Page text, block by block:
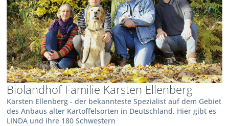
Biolandhof Familie Karsten Ellenberg
Karsten Ellenberg - der bekannteste Spezialist auf dem Gebiet
des Anbaus alter Kartoffelsorten in Deutschland. Hier gibt es
LINDA und ihre 180 Schwestern